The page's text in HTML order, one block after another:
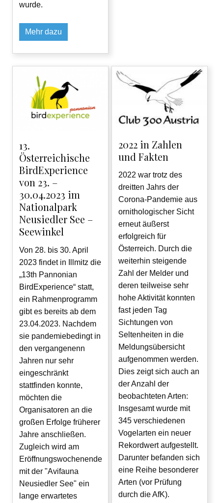
wurde.
Mehr dazu
13.
Österreichische
BirdExperience
von 23. –
30.04.2023 im
Nationalpark
Neusiedler See –
Seewinkel
Von 28. bis 30. April
2023 findet in Illmitz die
„13th Pannonian
BirdExperience“ statt,
ein Rahmenprogramm
gibt es bereits ab dem
23.04.2023. Nachdem
sie pandemiebedingt in
den vergangenenn
Jahren nur sehr
eingeschränkt
stattfinden konnte,
möchten die
Organisatoren an die
großen Erfolge früherer
Jahre anschließen.
Zugleich wird am
Eröffnungswochenende
mit der "Avifauna
Neusiedler See" ein
lange erwartetes
2022 in Zahlen
und Fakten
2022 war trotz des
dreitten Jahrs der
Corona-Pandemie aus
ornithologischer Sicht
erneut äußerst
erfolgreich für
Österreich. Durch die
weiterhin steigende
Zahl der Melder und
deren teilweise sehr
hohe Aktivität konnten
fast jeden Tag
Sichtungen von
Seltenheiten in die
Meldungsübersicht
aufgenommen werden.
Dies zeigt sich auch an
der Anzahl der
beobachteten Arten:
Insgesamt wurde mit
345 verschiedenen
Vogelarten ein neuer
Rekordwert aufgestellt.
Darunter befanden sich
eine Reihe besonderer
Arten (vor Prüfung
durch die AfK).